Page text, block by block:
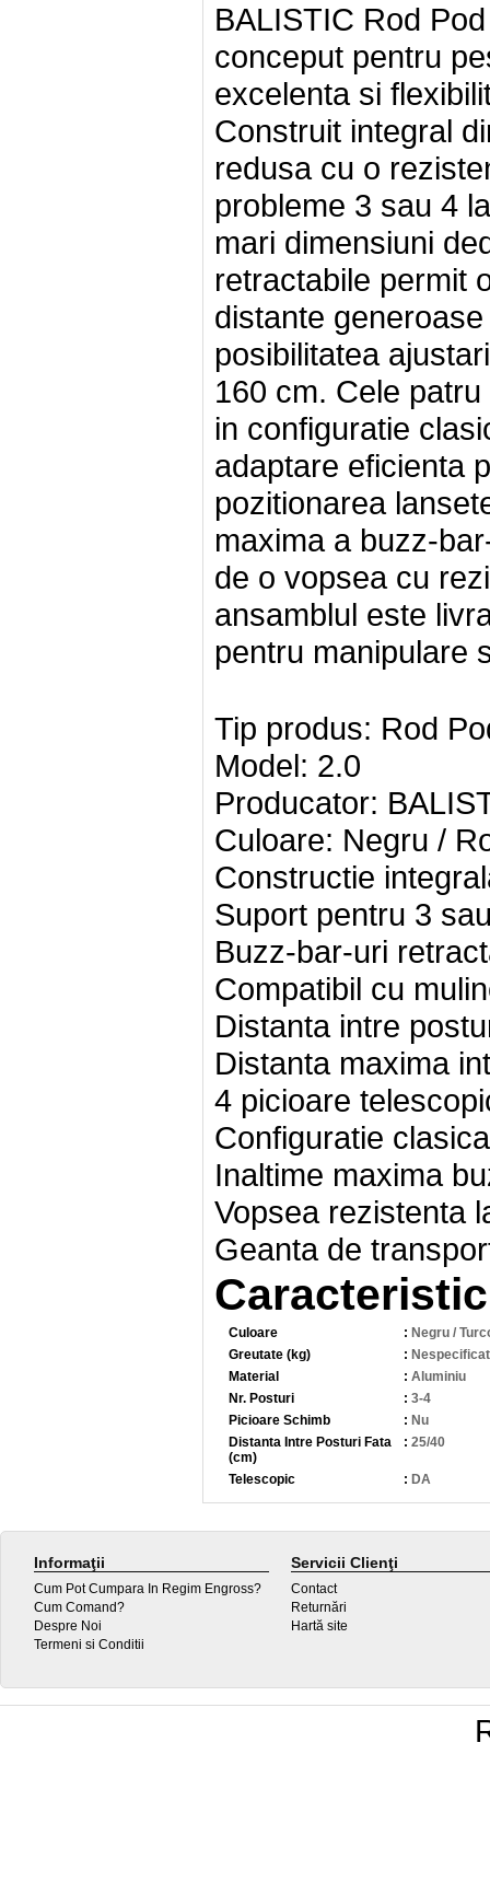
BALISTIC Rod
conceput pentru
excelenta si
Construit integral
redusa cu o
probleme 3 sau 4
mari dimensiuni
retractabile permit
distante
posibilitatea
160 cm. Cele
in configuratie
adaptare eficienta
pozitionarea
maxima a buzz-
de o vopsea cu
ansamblul este
pentru manipulare
Tip produs: Rod
Model: 2.0
Producator:
Culoare: Negru /
Constructie
Suport pentru 3
Buzz-bar-uri
Compatibil cu
Distanta intre
Distanta maxima
4 picioare
Configuratie
Inaltime maxima
Vopsea rezistenta
Geanta de
Culoare : Negru /
Greutate (kg)
: Nespecificat
Material
: Aluminiu
Nr. Posturi
: 3-4
Picioare Schimb
: Nu
Distanta Intre Posturi Fata
(cm)
: 25/40
Telescopic : DA
Informaţii
Cum Pot Cumpara In Regim Engross?
Cum Comand?
Despre Noi
Termeni si Conditii
Servicii Clienţi
Contact
Returnări
Hartă site